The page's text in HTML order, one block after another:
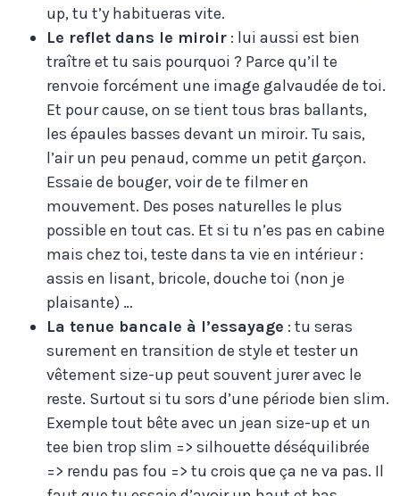
up, tu t’y habitueras vite.
Le reflet dans le miroir : lui aussi est bien
traître et tu sais pourquoi ? Parce qu’il te
renvoie forcément une image galvaudée de toi.
Et pour cause, on se tient tous bras ballants,
les épaules basses devant un miroir. Tu sais,
l’air un peu penaud, comme un petit garçon.
Essaie de bouger, voir de te filmer en
mouvement. Des poses naturelles le plus
possible en tout cas. Et si tu n’es pas en cabine
mais chez toi, teste dans ta vie en intérieur :
assis en lisant, bricole, douche toi (non je
plaisante) …
La tenue bancale à l’essayage : tu seras
surement en transition de style et tester un
vêtement size-up peut souvent jurer avec le
reste. Surtout si tu sors d’une période bien slim.
Exemple tout bête avec un jean size-up et un
tee bien trop slim => silhouette déséquilibrée
=> rendu pas fou => tu crois que ça ne va pas. Il